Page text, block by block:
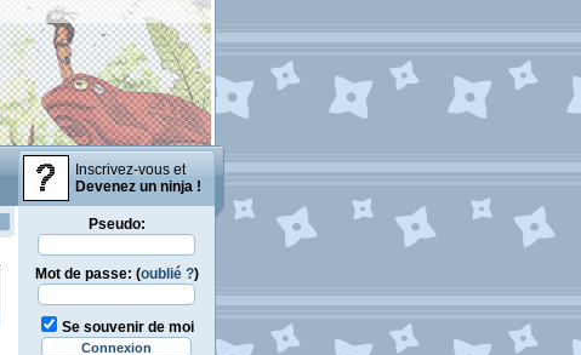
Inscrivez-vous et
Devenez un ninja !
Pseudo:
Mot de passe: (oublié ?)
Se souvenir de moi